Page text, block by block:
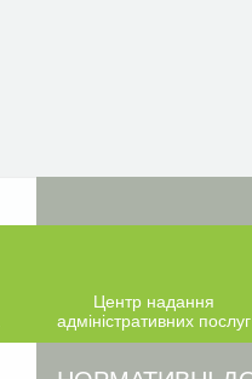
Центр надання
адміністративних послуг